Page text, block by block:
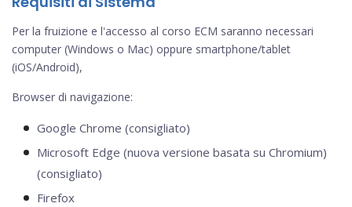
Per la fruizione e l'accesso al corso ECM saranno necessari
computer (Windows o Mac) oppure smartphone/tablet
(iOS/Android),
Browser di navigazione:
Google Chrome (consigliato)
Microsoft Edge (nuova versione basata su Chromium)
(consigliato)
Firefox